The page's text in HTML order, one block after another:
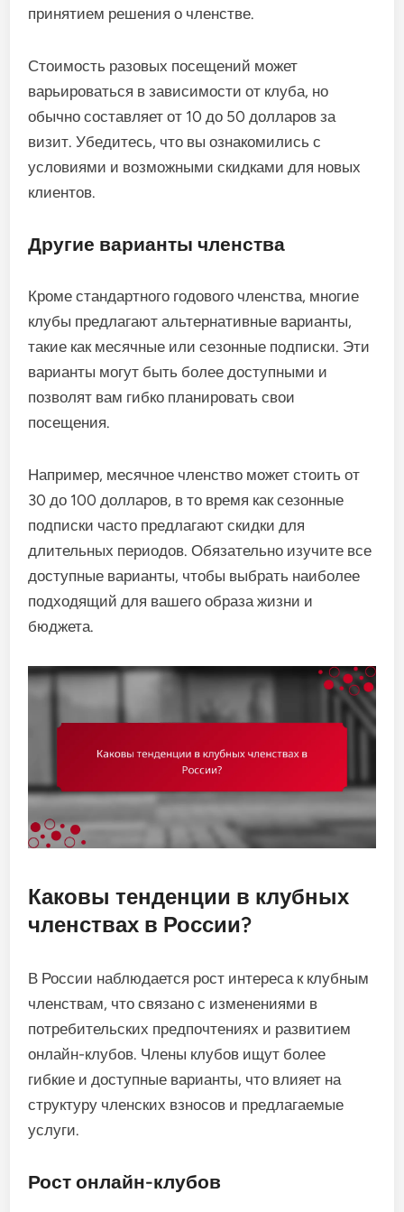
принятием решения о членстве.
Стоимость разовых посещений может
варьироваться в зависимости от клуба, но
обычно составляет от 10 до 50 долларов за
визит. Убедитесь, что вы ознакомились с
условиями и возможными скидками для новых
клиентов.
Другие варианты членства
Кроме стандартного годового членства, многие
клубы предлагают альтернативные варианты,
такие как месячные или сезонные подписки. Эти
варианты могут быть более доступными и
позволят вам гибко планировать свои
посещения.
Например, месячное членство может стоить от
30 до 100 долларов, в то время как сезонные
подписки часто предлагают скидки для
длительных периодов. Обязательно изучите все
доступные варианты, чтобы выбрать наиболее
подходящий для вашего образа жизни и
бюджета.
Каковы тенденции в клубных
членствах в России?
В России наблюдается рост интереса к клубным
членствам, что связано с изменениями в
потребительских предпочтениях и развитием
онлайн-клубов. Члены клубов ищут более
гибкие и доступные варианты, что влияет на
структуру членских взносов и предлагаемые
услуги.
Рост онлайн-клубов